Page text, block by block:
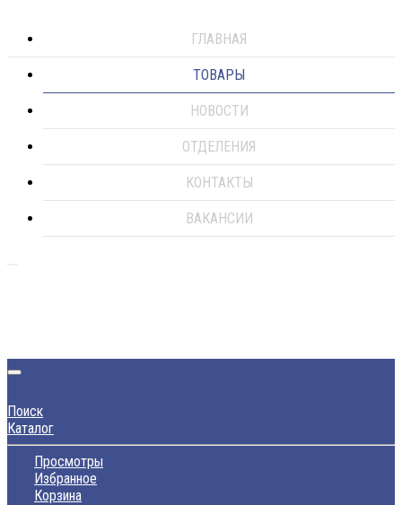
ГЛАВНАЯ
ТОВАРЫ
НОВОСТИ
ОТДЕЛЕНИЯ
КОНТАКТЫ
ВАКАНСИИ
Поиск
Каталог
Просмотры
Избранное
Корзина